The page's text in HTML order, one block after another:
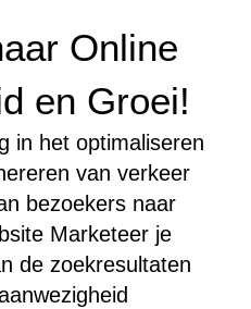
Online
en Groei!
in het optimaliseren
van verkeer
bezoekers naar
Marketeer je
de zoekresultaten